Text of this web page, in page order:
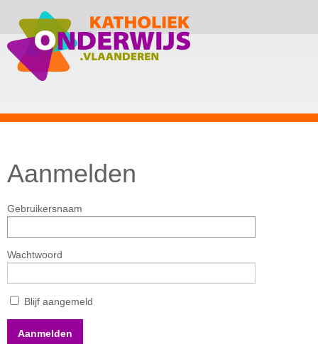
Aanmelden
Gebruikersnaam
Wachtwoord
Blijf aangemeld